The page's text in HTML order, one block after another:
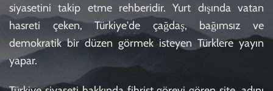
siyasetini takip etme rehberidir. Yurt dışında vatan
hasreti çeken, Türkiye'de çağdaş, bağımsız ve
demokratik bir düzen görmek isteyen Türklere yayın
yapar.